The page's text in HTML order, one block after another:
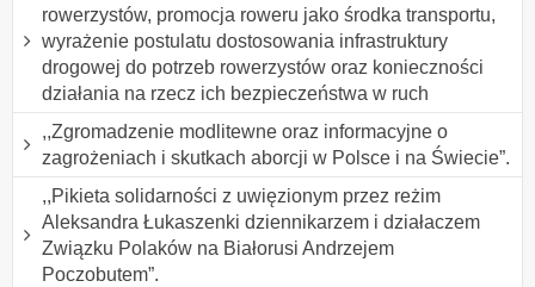
rowerzystów, promocja roweru jako środka transportu,
wyrażenie postulatu dostosowania infrastruktury
drogowej do potrzeb rowerzystów oraz konieczności
działania na rzecz ich bezpieczeństwa w ruch
,,Zgromadzenie modlitewne oraz informacyjne o
zagrożeniach i skutkach aborcji w Polsce i na Świecie”.
,,Pikieta solidarności z uwięzionym przez reżim
Aleksandra Łukaszenki dziennikarzem i działaczem
Związku Polaków na Białorusi Andrzejem
Poczobutem”.